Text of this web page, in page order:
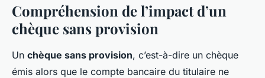
Compréhension de l’impact d’un
chèque sans provision
Un chèque sans provision, c’est-à-dire un chèque
émis alors que le compte bancaire du titulaire ne